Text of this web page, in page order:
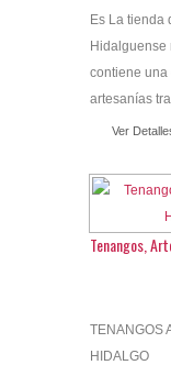
Es La tienda
Hidalguense
contiene una
artesanías
Ver
Tenangos,
TENANGOS
HIDALGO